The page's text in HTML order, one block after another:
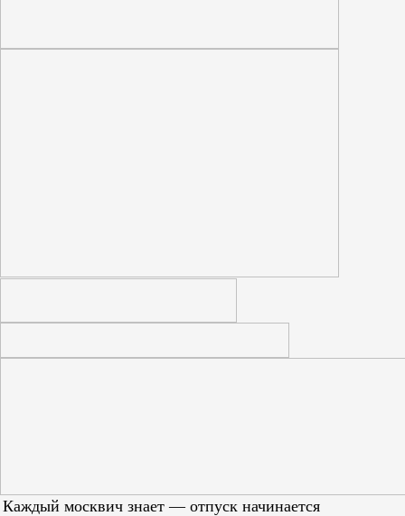
Каждый москвич знает — отпуск начинается